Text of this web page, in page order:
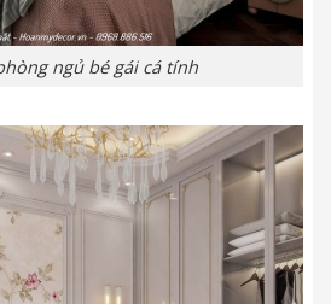
ngủ bé gái cá tính